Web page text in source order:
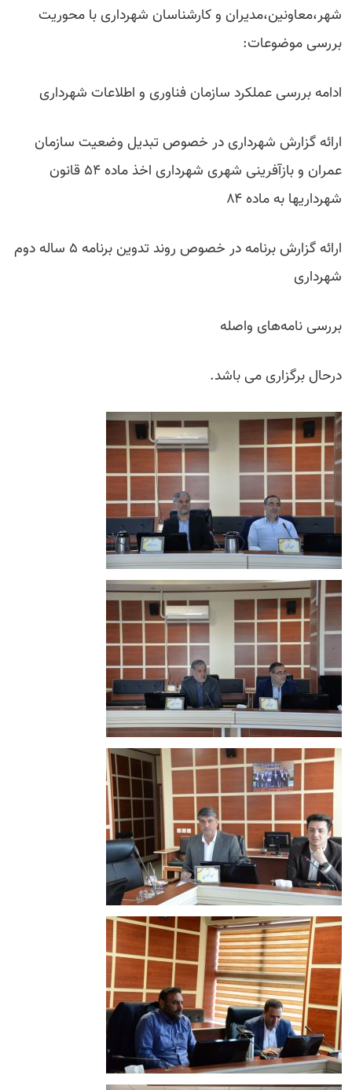
شهر،معاونین،مدیران و کارشناسان شهرداری با محوریت
بررسی موضوعات:
ادامه بررسی عملکرد سازمان فناوری و اطلاعات شهرداری
ارائه گزارش شهرداری در خصوص تبدیل وضعیت سازمان
عمران و بازآفرینی شهری شهرداری اخذ ماده ۵۴ قانون
شهرداریها به ماده ۸۴
ارائه گزارش برنامه در خصوص روند تدوین برنامه ۵ ساله دوم
شهرداری
بررسی نامه‌های واصله
درحال برگزاری می باشد.